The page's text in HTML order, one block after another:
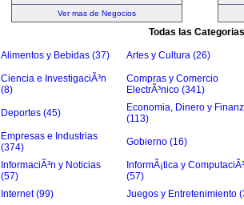
Ver mas de Negocios
Todas las Categorias
Alimentos y Bebidas (37) Artes y Cultura (26)
Ciencia e InvestigaciÃ³n
(8)
Compras y Comercio
ElectrÃ³nico (341)
Deportes (45)
Economia, Dinero y
(113)
Empresas e Industrias
(374)
Gobierno (16)
InformaciÃ³n y Noticias
(57)
InformÃ¡tica y
(57)
Internet (99)
Juegos y Entretenimiento